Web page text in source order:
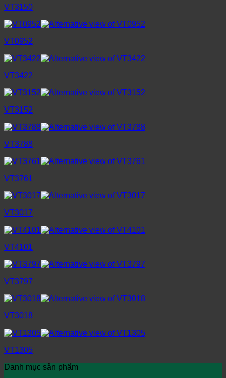
VT3150
VT0952
VT3422
VT3152
VT3788
VT3761
VT3017
VT4101
VT3797
VT3018
VT1305
Danh mục sản phẩm